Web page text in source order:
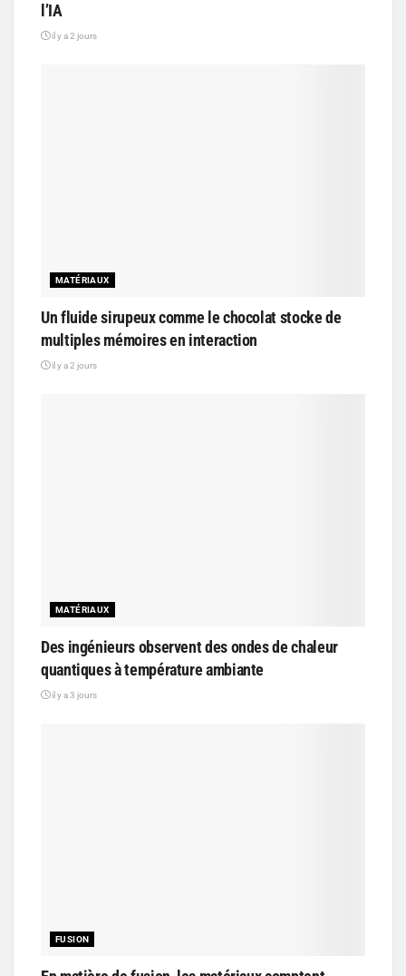
l’IA
il y a 2 jours
MATÉRIAUX
Un fluide sirupeux comme le chocolat stocke de
multiples mémoires en interaction
il y a 2 jours
MATÉRIAUX
Des ingénieurs observent des ondes de chaleur
quantiques à température ambiante
il y a 3 jours
FUSION